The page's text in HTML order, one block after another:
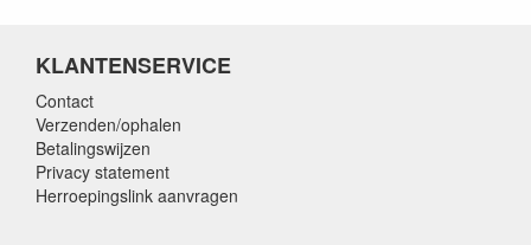
KLANTENSERVICE
Contact
Verzenden/ophalen
Betalingswijzen
Privacy statement
Herroepingslink aanvragen